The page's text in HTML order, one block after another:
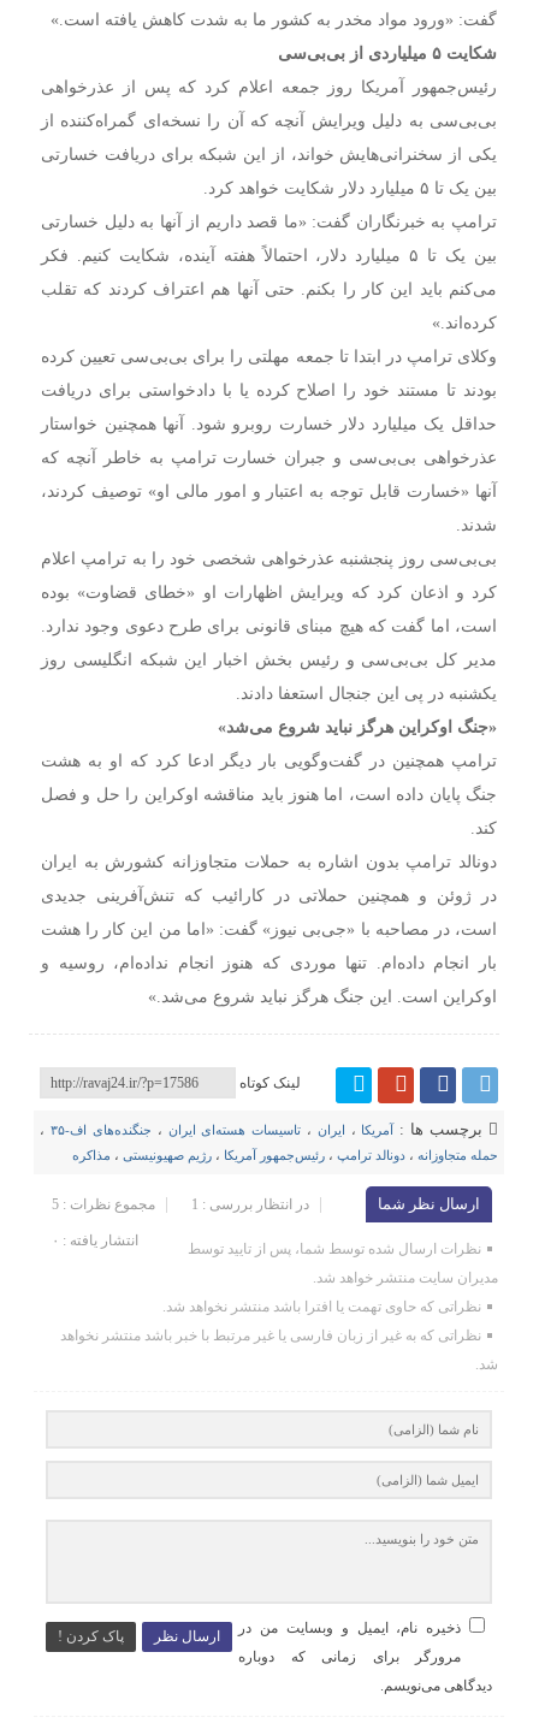
گفت: «ورود مواد مخدر به کشور ما به شدت کاهش یافته است.»
شکایت ۵ میلیاردی از بی‌بی‌سی
رئیس‌جمهور آمریکا روز جمعه اعلام کرد که پس از عذرخواهی
بی‌بی‌سی به دلیل ویرایش آنچه که آن را نسخه‌ای گمراه‌کننده از
یکی از سخنرانی‌هایش خواند، از این شبکه برای دریافت خسارتی
بین یک تا ۵ میلیارد دلار شکایت خواهد کرد.
ترامپ به خبرنگاران گفت: «ما قصد داریم از آنها به دلیل خسارتی
بین یک تا ۵ میلیارد دلار، احتمالاً هفته آینده، شکایت کنیم. فکر
می‌کنم باید این کار را بکنم. حتی آنها هم اعتراف کردند که تقلب
کرده‌اند.»
وکلای ترامپ در ابتدا تا جمعه مهلتی را برای بی‌بی‌سی تعیین کرده
بودند تا مستند خود را اصلاح کرده یا با دادخواستی برای دریافت
حداقل یک میلیارد دلار خسارت روبرو شود. آنها همچنین خواستار
عذرخواهی بی‌بی‌سی و جبران خسارت ترامپ به خاطر آنچه که
آنها «خسارت قابل توجه به اعتبار و امور مالی او» توصیف کردند،
شدند.
بی‌بی‌سی روز پنجشنبه عذرخواهی شخصی خود را به ترامپ اعلام
کرد و اذعان کرد که ویرایش اظهارات او «خطای قضاوت» بوده
است، اما گفت که هیچ مبنای قانونی برای طرح دعوی وجود ندارد.
مدیر کل بی‌بی‌سی و رئیس بخش اخبار این شبکه انگلیسی روز
یکشنبه در پی این جنجال استعفا دادند.
«جنگ اوکراین هرگز نباید شروع می‌شد»
ترامپ همچنین در گفت‌وگویی بار دیگر ادعا کرد که او به هشت
جنگ پایان داده است، اما هنوز باید مناقشه اوکراین را حل و فصل
کند.
دونالد ترامپ بدون اشاره به حملات متجاوزانه کشورش به ایران
در ژوئن و همچنین حملاتی در کارائیب که تنش‌آفرینی جدیدی
است، در مصاحبه با «جی‌بی‌ نیوز» گفت: «اما من این کار را هشت
بار انجام داده‌ام. تنها موردی که هنوز انجام نداده‌ام، روسیه و
اوکراین است. این جنگ هرگز نباید شروع می‌شد.»
لینک کوتاه
برچسب ها : آمریکا ، ایران ، تاسیسات هسته‌ای ایران ، جنگنده‌های اف-۳۵
،
حمله متجاوزانه ،دونالد ترامپ ،رئیس‌جمهور آمریکا ،رژیم صهیونیستی ، مذاکره
ارسال نظر شما مجموع نظرات : 5 در انتظار بررسی : 1
انتشار یافته : ۰
نظرات ارسال شده توسط شما، پس از تایید توسط
مدیران سایت منتشر خواهد شد.
نظراتی که حاوی تهمت یا افترا باشد منتشر نخواهد شد.
نظراتی که به غیر از زبان فارسی یا غیر مرتبط با خبر باشد منتشر نخواهد
شد.
ارسال نظر پاک کردن !
ذخیره نام، ایمیل و وبسایت من در
مرورگر برای زمانی که دوباره
دیدگاهی می‌نویسم.